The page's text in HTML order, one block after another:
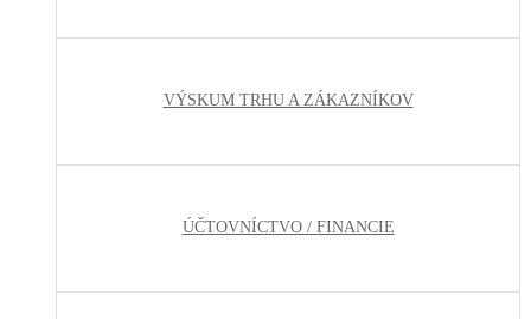
VÝSKUM TRHU A ZÁKAZNÍKOV
ÚČTOVNÍCTVO / FINANCIE